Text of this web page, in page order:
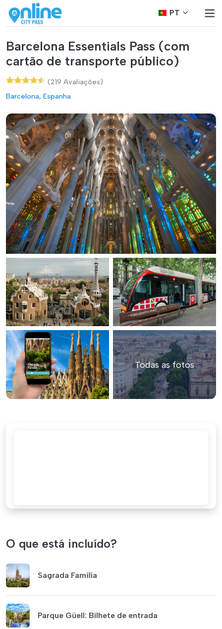
PT
Barcelona Essentials Pass (com
cartão de transporte público)
(219 Avaliações)
Barcelona, Espanha
Todas as fotos
O que está incluído?
Sagrada Família
Parque Güell: Bilhete de entrada